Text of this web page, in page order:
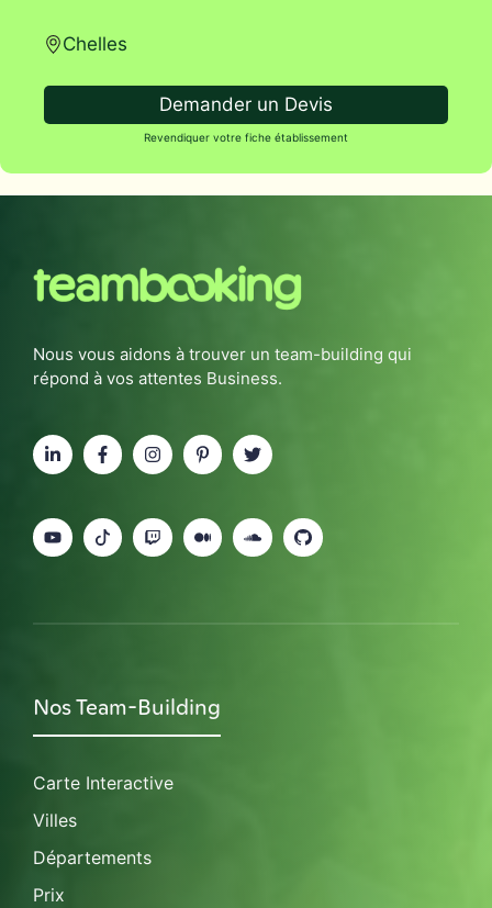
Chelles
Demander un Devis
Revendiquer votre fiche établissement
Nous vous aidons à trouver un team-building qui
répond à vos attentes Business.
Nos Team-Building
Carte Interactive
Villes
Départements
Prix